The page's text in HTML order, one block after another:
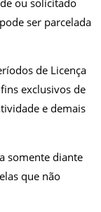
ou solicitado
ser parcelada
de Licença
exclusivos de
e demais
somente diante
que não